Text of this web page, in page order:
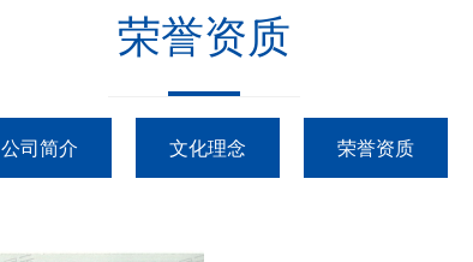
荣誉资质
公司简介 文化理念 荣誉资质